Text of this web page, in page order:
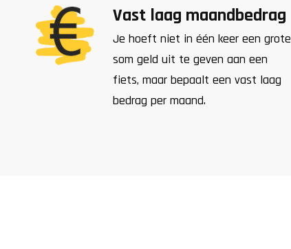
Vast laag maandbedrag
Je hoeft niet in één keer een grote
som geld uit te geven aan een
fiets, maar bepaalt een vast laag
bedrag per maand.